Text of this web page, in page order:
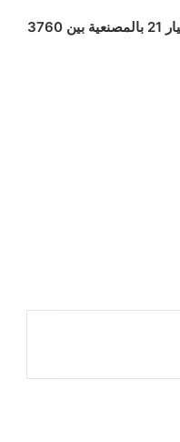
تتفاوت أسعار المعدن الأصفر بالمصنعية في مصر حسب مكان البيع، حيث يتراوح سعر جرام الذهب عيار 21 بالمصنعية بين 3760